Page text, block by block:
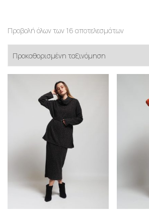
Προβολή όλων των 16 αποτελεσμάτων